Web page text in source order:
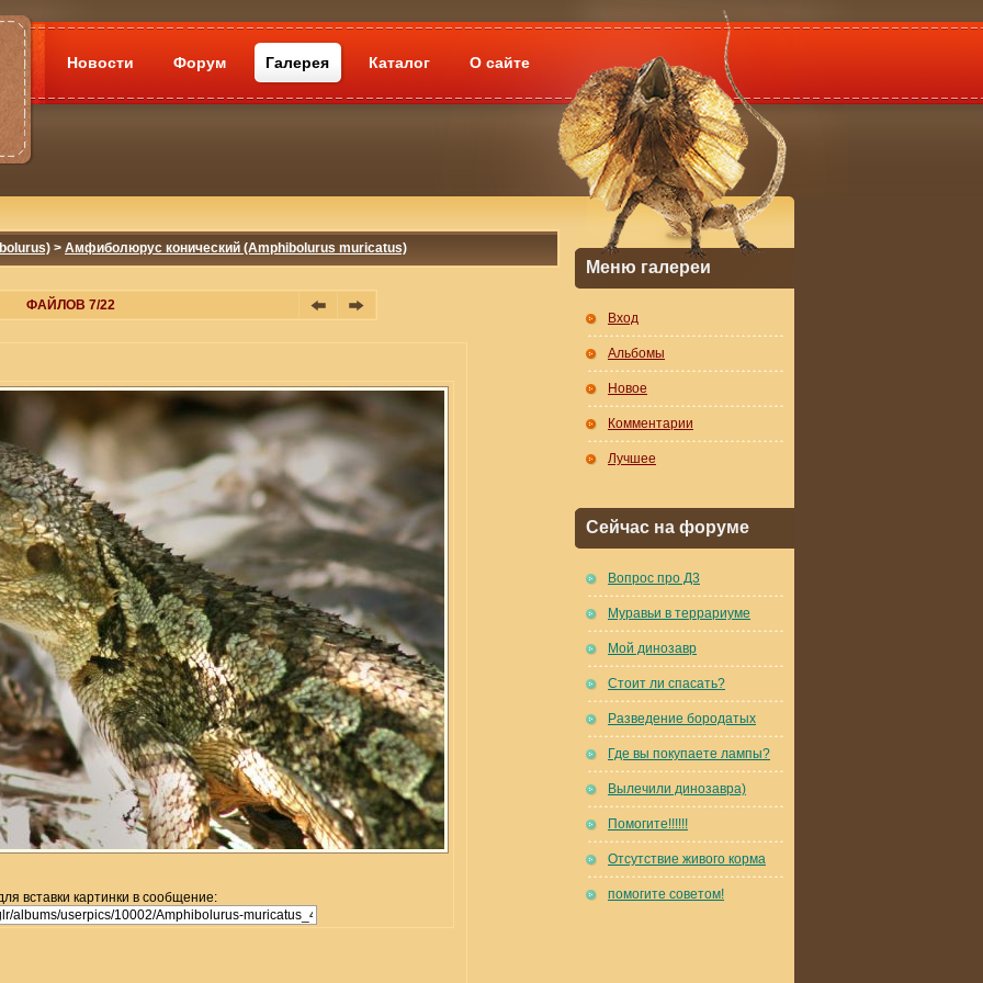
Новости Форум Галерея Каталог О сайте
> Амфиболюрус конический (Amphibolurus muricatus)
ФАЙЛОВ 7/22
вставки картинки в сообщение:
Меню галереи
Вход
Альбомы
Новое
Комментарии
Лучшее
Сейчас на форуме
Вопрос про Д3
Муравьи в террариуме
Мой динозавр
Стоит ли спасать?
Разведение бородатых
Где вы покупаете лампы?
Вылечили динозавра)
Помогите!!!!!!
Отсутствие живого корма
помогите советом!